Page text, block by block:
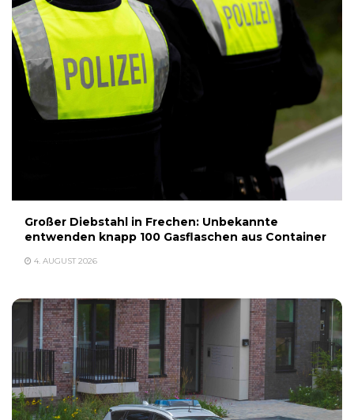
Großer Diebstahl in Frechen: Unbekannte
entwenden knapp 100 Gasflaschen aus Container
4. AUGUST 2026